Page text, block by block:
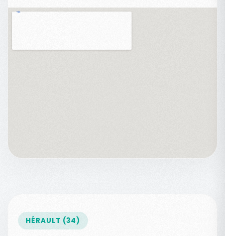
HÉRAULT (34)